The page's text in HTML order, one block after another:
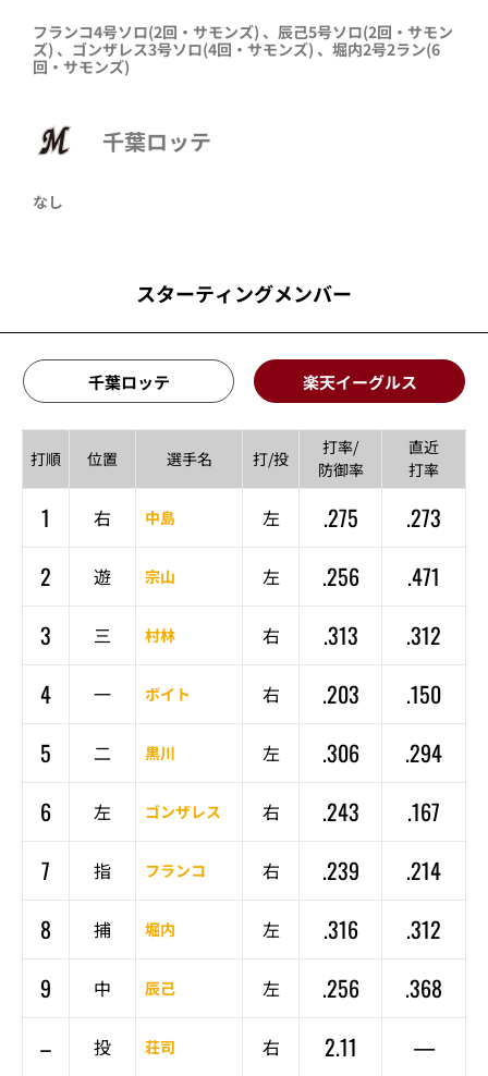
フランコ4号ソロ(2回・ サモンズ) 、 辰己5号ソロ(2回・ サモン
ズ) 、 ゴンザレス3号ソロ(4回・ サモンズ) 、 堀内2号2ラン(6
回・ サモンズ)
千葉ロッテ
なし
スターティングメンバー
千葉ロッテ 楽天イーグルス
打順 位置 選手名 打/投
打率/
防御率
直近
打率
1 右 中島 左 .275
.273
2
遊 宗山 左 .256
.471
3
三 村林 右 .313
.312
4
一 ボイト 右 .203
.150
5
二 黒川 左 .306
.294
6
左 ゴンザレス 右 .243
.167
7
指 フランコ 右 .239
.214
8
捕 堀内 左 .316
.312
9
中 辰己 左 .256
.368
–
投 荘司 右 2.11 —